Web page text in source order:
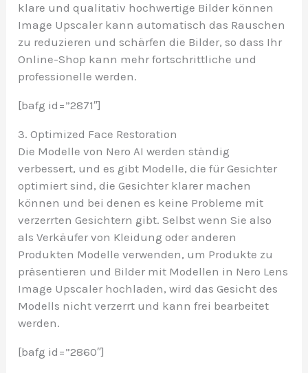
klare und qualitativ hochwertige Bilder können
Image Upscaler kann automatisch das Rauschen
zu reduzieren und schärfen die Bilder, so dass Ihr
Online-Shop kann mehr fortschrittliche und
professionelle werden.
[bafg id=”2871″]
3. Optimized Face Restoration
Die Modelle von Nero AI werden ständig
verbessert, und es gibt Modelle, die für Gesichter
optimiert sind, die Gesichter klarer machen
können und bei denen es keine Probleme mit
verzerrten Gesichtern gibt. Selbst wenn Sie also
als Verkäufer von Kleidung oder anderen
Produkten Modelle verwenden, um Produkte zu
präsentieren und Bilder mit Modellen in Nero Lens
Image Upscaler hochladen, wird das Gesicht des
Modells nicht verzerrt und kann frei bearbeitet
werden.
[bafg id=”2860″]